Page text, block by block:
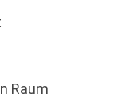
Raum